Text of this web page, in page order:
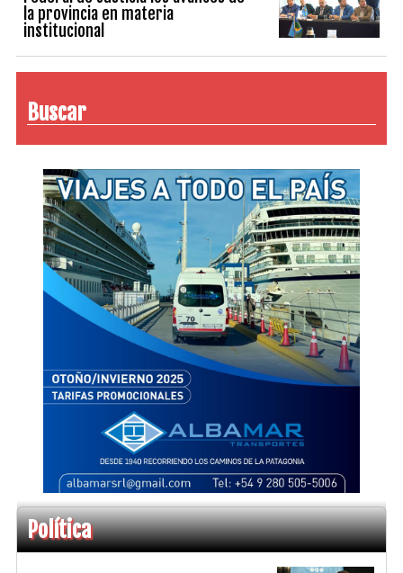
la provincia en materia
institucional
Buscar
Política